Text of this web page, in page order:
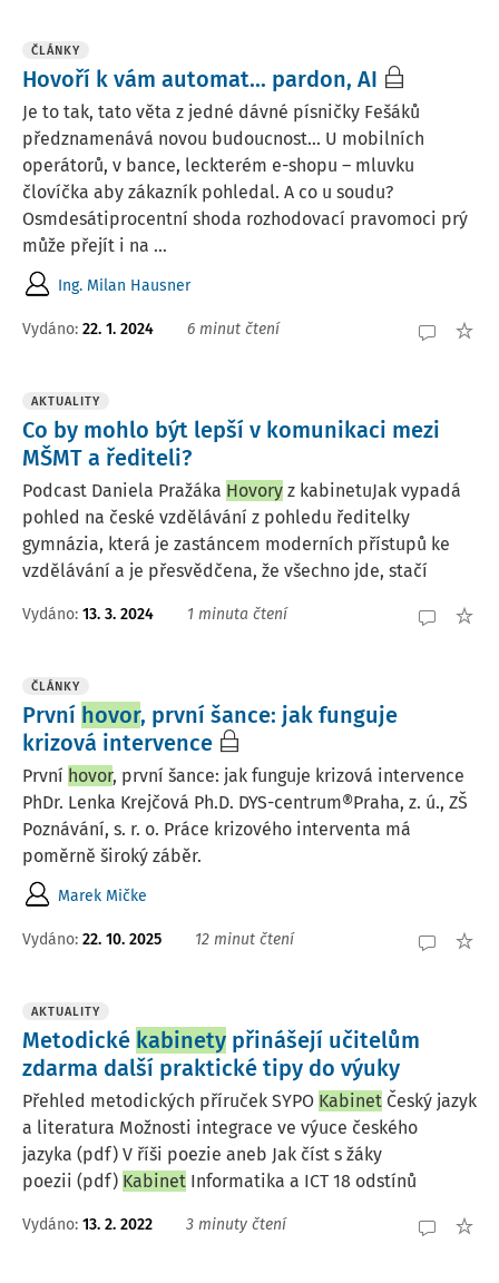
ČLÁNKY
Hovoří k vám automat... pardon, AI
Je to tak, tato věta z jedné dávné písničky Fešáků
předznamenává novou budoucnost… U mobilních
operátorů, v bance, leckterém e-shopu – mluvku
človíčka aby zákazník pohledal. A co u soudu?
Osmdesátiprocentní shoda rozhodovací pravomoci prý
může přejít i na ...
Ing. Milan Hausner
Vydáno: 22. 1. 2024 6 minut čtení
AKTUALITY
Co by mohlo být lepší v komunikaci mezi
MŠMT a řediteli?
Podcast Daniela Pražáka Hovory z kabinetuJak vypadá
pohled na české vzdělávání z pohledu ředitelky
gymnázia, která je zastáncem moderních přístupů ke
vzdělávání a je přesvědčena, že všechno jde, stačí
Vydáno: 13. 3. 2024 1 minuta čtení
ČLÁNKY
První hovor, první šance: jak funguje
krizová intervence
První hovor, první šance: jak funguje krizová intervence
PhDr. Lenka Krejčová Ph.D. DYS-centrum®Praha, z. ú., ZŠ
Poznávání, s. r. o. Práce krizového interventa má
poměrně široký záběr.
Marek Mičke
Vydáno: 22. 10. 2025 12 minut čtení
AKTUALITY
Metodické kabinety přinášejí učitelům
zdarma další praktické tipy do výuky
Přehled metodických příruček SYPO Kabinet Český jazyk
a literatura Možnosti integrace ve výuce českého
jazyka (pdf) V říši poezie aneb Jak číst s žáky
poezii (pdf) Kabinet Informatika a ICT 18 odstínů
Vydáno: 13. 2. 2022 3 minuty čtení